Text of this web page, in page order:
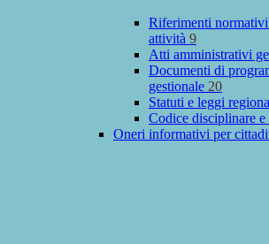
Riferimenti
attività 9
Atti amministrativi
Documenti di
gestionale 20
Statuti e leggi
Codice disciplinare
Oneri informativi per